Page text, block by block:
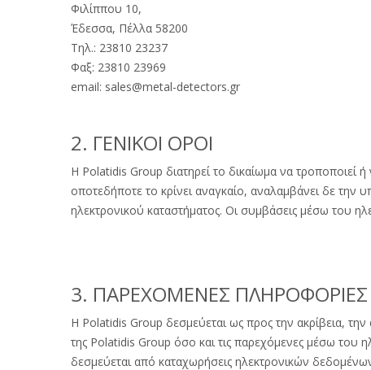
Φιλίππου 10,
Έδεσσα, Πέλλα 58200
Τηλ.: 23810 23237
Φαξ: 23810 23969
email: sales@metal-detectors.gr
2. ΓΕΝΙΚΟΙ ΟΡΟΙ
Η Polatidis Group διατηρεί το δικαίωμα να τροποποιεί
οποτεδήποτε το κρίνει αναγκαίο, αναλαμβάνει δε
ηλεκτρονικού καταστήματος. Οι συμβάσεις μέσω του
3. ΠΑΡΕΧΟΜΕΝΕΣ
H Polatidis Group δεσμεύεται ως προς την ακρίβεια,
της Polatidis Group όσο και τις παρεχόμενες μέσω του
δεσμεύεται από καταχωρήσεις ηλεκτρονικών